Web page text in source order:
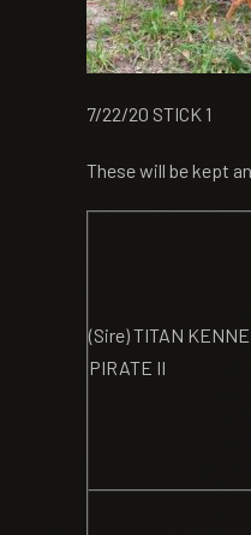
7/22/20 STICK 1
These will be kept
(Sire) TITAN
PIRATE II